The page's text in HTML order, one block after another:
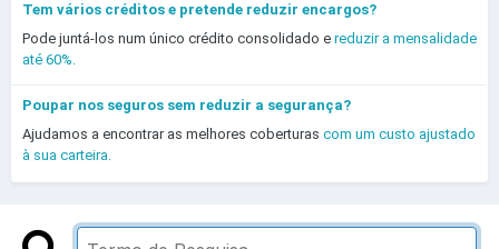
Tem vários créditos e pretende reduzir encargos?
Pode juntá-los num único crédito consolidado e reduzir a mensalidade
até 60%.
Poupar nos seguros sem reduzir a segurança?
Ajudamos a encontrar as melhores coberturas com um custo ajustado
à sua carteira.